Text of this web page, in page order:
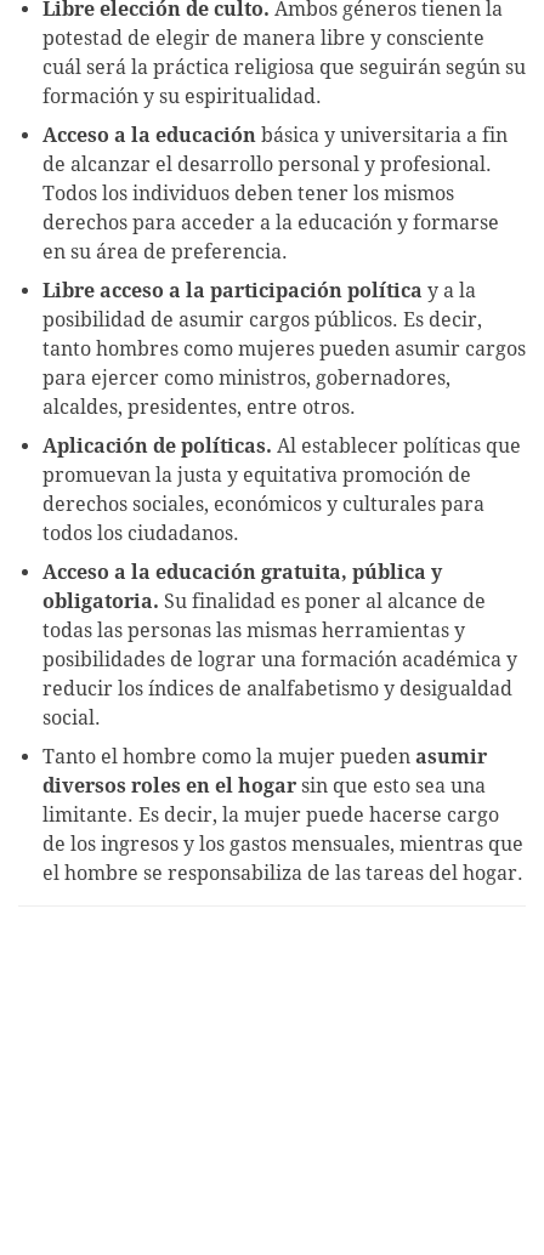
Libre elección de culto. Ambos géneros tienen la
potestad de elegir de manera libre y consciente
cuál será la práctica religiosa que seguirán según su
formación y su espiritualidad.
Acceso a la educación básica y universitaria a fin
de alcanzar el desarrollo personal y profesional.
Todos los individuos deben tener los mismos
derechos para acceder a la educación y formarse
en su área de preferencia.
Libre acceso a la participación política y a la
posibilidad de asumir cargos públicos. Es decir,
tanto hombres como mujeres pueden asumir cargos
para ejercer como ministros, gobernadores,
alcaldes, presidentes, entre otros.
Aplicación de políticas. Al establecer políticas que
promuevan la justa y equitativa promoción de
derechos sociales, económicos y culturales para
todos los ciudadanos.
Acceso a la educación gratuita, pública y
obligatoria. Su finalidad es poner al alcance de
todas las personas las mismas herramientas y
posibilidades de lograr una formación académica y
reducir los índices de analfabetismo y desigualdad
social.
Tanto el hombre como la mujer pueden asumir
diversos roles en el hogar sin que esto sea una
limitante. Es decir, la mujer puede hacerse cargo
de los ingresos y los gastos mensuales, mientras que
el hombre se responsabiliza de las tareas del hogar.